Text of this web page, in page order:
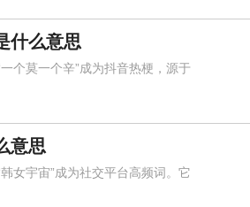
什么意思
莫一个辛”成为抖音热梗，源于
意思
宇宙”成为社交平台高频词。它